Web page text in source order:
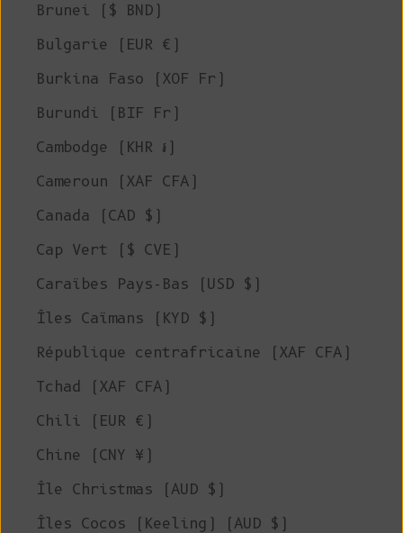
Brunei ($ BND)
Bulgarie (EUR €)
Burkina Faso (XOF Fr)
Burundi (BIF Fr)
Cambodge (KHR ៛)
Cameroun (XAF CFA)
Canada (CAD $)
Cap Vert ($ CVE)
Caraïbes Pays-Bas (USD $)
Îles Caïmans (KYD $)
République centrafricaine (XAF CFA)
Tchad (XAF CFA)
Chili (EUR €)
Chine (CNY ¥)
Île Christmas (AUD $)
Îles Cocos (Keeling) (AUD $)